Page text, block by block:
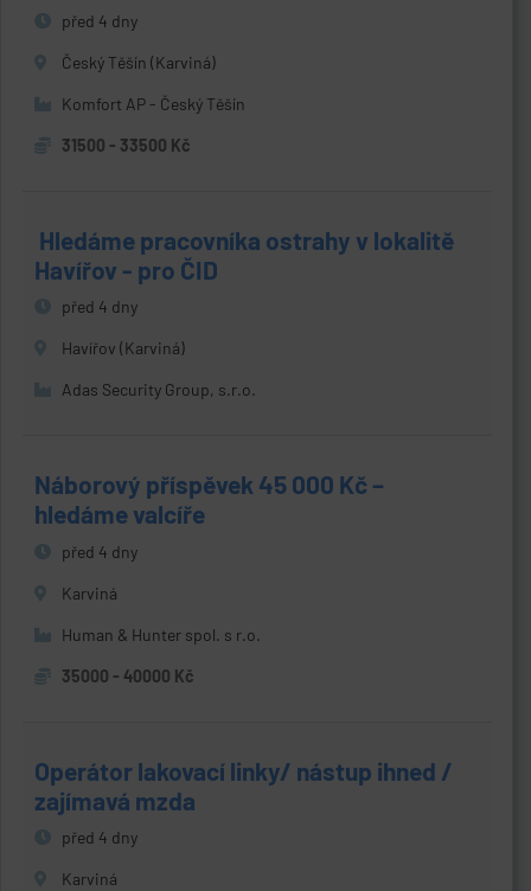
před 4 dny
Český Těšín (Karviná)
Komfort AP - Český Těšín
31500 - 33500 Kč
️ Hledáme pracovníka ostrahy v lokalitě
Havířov - pro ČID
před 4 dny
Havířov (Karviná)
Adas Security Group, s.r.o.
Náborový příspěvek 45 000 Kč –
hledáme valcíře
před 4 dny
Karviná
Human & Hunter spol. s r.o.
35000 - 40000 Kč
Operátor lakovací linky/ nástup ihned /
zajímavá mzda
před 4 dny
Karviná